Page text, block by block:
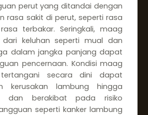
perut yang ditandai dengan
rasa sakit di perut, seperti rasa
terbakar. Seringkali, maag
keluhan seperti mual dan
dalam jangka panjang dapat
pencernaan. Kondisi maag
secara dini dapat
kerusakan lambung hingga
dan berakibat pada risiko
seperti kanker lambung